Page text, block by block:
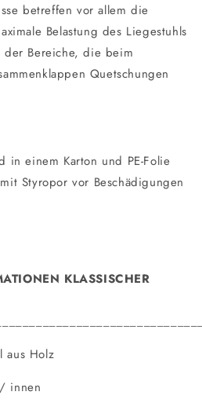
betreffen vor allem die
Belastung des Liegestuhls
Bereiche, die beim
Quetschungen
in einem Karton und PE-Folie
Styropor vor Beschädigungen
KLASSISCHER
aus Holz
innen